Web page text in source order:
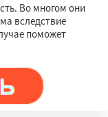
Во многом они
вследствие
поможет